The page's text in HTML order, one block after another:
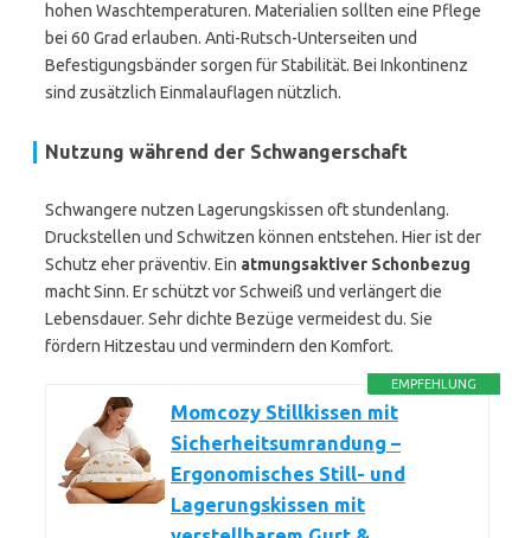
hohen Waschtemperaturen. Materialien sollten eine Pflege
bei 60 Grad erlauben. Anti-Rutsch-Unterseiten und
Befestigungsbänder sorgen für Stabilität. Bei Inkontinenz
sind zusätzlich Einmalauflagen nützlich.
Nutzung während der Schwangerschaft
Schwangere nutzen Lagerungskissen oft stundenlang.
Druckstellen und Schwitzen können entstehen. Hier ist der
Schutz eher präventiv. Ein atmungsaktiver Schonbezug
macht Sinn. Er schützt vor Schweiß und verlängert die
Lebensdauer. Sehr dichte Bezüge vermeidest du. Sie
fördern Hitzestau und vermindern den Komfort.
EMPFEHLUNG
Momcozy Stillkissen mit
Sicherheitsumrandung –
Ergonomisches Still- und
Lagerungskissen mit